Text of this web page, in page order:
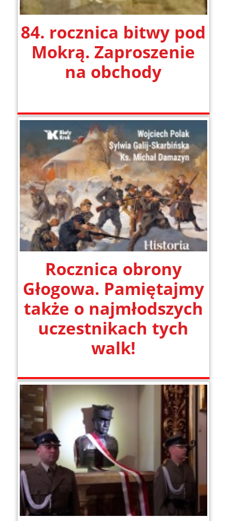
84. rocznica bitwy pod
Mokrą. Zaproszenie
na obchody
Rocznica obrony
Głogowa. Pamiętajmy
także o najmłodszych
uczestnikach tych
walk!